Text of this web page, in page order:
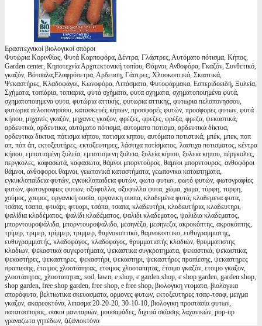
Ερασιτεχνικοί βιολογικοί σπόροι
Φυτώρια Κορινθίας, Φυτά Καρποφόρα, Δέντρα, Γλάστρες, Αυτόματο πότισμα, Κήπος,
Garden center, Κηποτεχνία Αρχιτεκτονική τοπίου, Θάμνοι, Ανθοφόρα, Γκαζόν, Συνθετικό,
γκαζόν, Βότσαλα,Ελαφρόπετρα, Αρδευση, Γάστρες, Χλοοκοπτικά, Σκαπτικά,
Ψεκαστήρες, Κλαδοφάγοι, Κωνοφόρα, Λιπάσματα, Φυτοφάρμακα, Εσπεριδοειδή, Ξυλεία,
Σχήματα, τοπιάρια, τοπιαρια, φυτά σχήματα, φυτα σχηματα, σχηματοποιημένα φυτά,
σχηματοποιημενα φυτα, φυτώρια αττικής, φυτωρια αττικης, φυτωρια πελοπονησσου,
φυτωρια πελοπονησσου, κατασκευές κήπων, προσφορές φυτών, προσφορες φυτων, φυτά
κήπου, μηχανές γκαζόν, μηχανες γκαζον, φρέζες, φρεζες, φρέζα, φρεζα, ψεκαστικά,
αρδευτικά, αρδευτικα, αυτόματο πότισμα, αυτοματο ποτισμα, αρδευτικά δίκτυα,
αρδευτικα δικτυα, πότισμα κήπου, ποτισμα κηπου, αυτόματα ποτιστικά, μπέκ, μπεκ, ποπ
απ, πόπ άπ, εκτοξευτήρες, εκτοξευτηρες, λάστιχα ποτίσματος, λαστιχα ποτισματος, κέντρα
κήπου, εμποτισμένη ξυλεία, εμποτισμενη ξυλεια, ξυλεία κήπου, ξυλεια κηπου, πέργκολες,
περγκολες, καφασωτά, καφασωτα, θάμνοι μπορντούρας, θαμνοι μπορντουρας, ανθοφόροι
θάμνοι, ανθοφοροι θαμνοι, γεωπονικά καταστήματα, γεωπονικα καταστηματα,
εγκυκλοπαίδεια φυτών, εγκυκλοπαιδεια φυτών, φωτο φυτων, φωτό φυτών, φωτογραφίες
φυτών, φωτογραφιες φυτων, οξύφυλλα, οξυφυλλα φυτα, χώμα, χωμα, τύρφη, τυρφη,
χούμος, χουμος, οργανική ουσία, οργανικη ουσια, κλαδεμένα φυτά, κλαδεμενα φυτα,
τσάπα, τσαπα, φτυάρι, φτυαρι, τσάπα, τσαπα, κλαδευτήρι, κλαδευτήρια, κλαδευτηρι,
ψαλίδια κλαδέματος, ψαλίδι κλαδέματος, ψαλιδι κλαδεματος, ψαλιδια κλαδεματος,
μπορντουροψάλιδα, μπορντουροψαλιδο, μεσηνέζα, μεσηνεζα, ακροκόπτης, ακροκόπτης,
τρίμερ, τριμερ, τρίμμερ, τριμμερ, θαμνοκοπτικό, θαμνοκοπτικο, ευθυγραμμιστης,
ευθυγραμμιστής, κλαδοφάγος, κλαδοφαγος, θρυμματιστής κλαδιών, θρυμματιστης
κλαδιων, ψεκαστικά συγκροτήματα, ψεκαστικα συγκροτηματα, ψεκαστικά, ψεκαστικα,
ψεκαστήρες, ψεκαστηρες, ψεκαστήρι, ψεκαστηρι, ψεκαστήρες προπίεσης, ψεκαστηρες
προπιεσης, έτοιμος χλοοτάπητας, ετοιμος χλοοταπητας, έτοιμο γκαζόν, ετοιμο γκαζον,
χλοοτάπητας, χλοοταπητας, sod, lawn, e shop, e garden shop, e shop garden, garden shop,
shop garden, free shop garden, free shop, e free shop, βιολογικη ντοματα, βιολογικα
σπορόφυτα, βελτιωτικα σκευασματα, ορμονες φυτων, εκτοξευτηρες τσαφ-τσαφ, μειγμα
γκαζον, ακαρεοκτόνα, λιπασμα 20-20-20, 30-10-10, βιολογικη προστασία φυτων,
πατατοσπορος, σακοι μανιταριών, μουσαμάδες, διχτυά σκίασης λαχανικών, pop-up
γραναζωτα γηπέδων, ζιζανιοκτόνα